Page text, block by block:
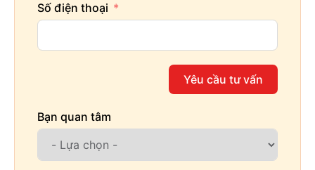
Số điện thoại
Yêu cầu tư vấn
Bạn quan tâm